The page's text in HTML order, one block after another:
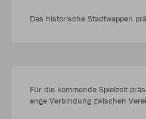
Das historische Stadtwappen
Für die kommende Spielzeit
enge Verbindung zwischen